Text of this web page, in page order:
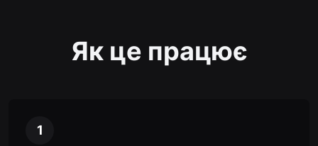
Як це працює
1